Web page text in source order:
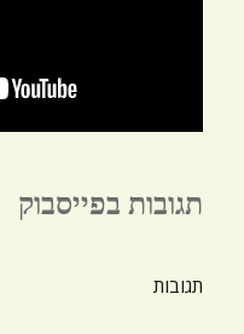
תגובות בפייסבוק
תגובות